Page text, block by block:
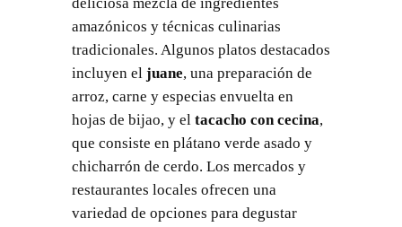
amazónicos y técnicas culinarias
tradicionales. Algunos platos destacados
incluyen el juane, una preparación de
arroz, carne y especias envuelta en
hojas de bijao, y el tacacho con cecina,
que consiste en plátano verde asado y
chicharrón de cerdo. Los mercados y
restaurantes locales ofrecen una
variedad de opciones para degustar